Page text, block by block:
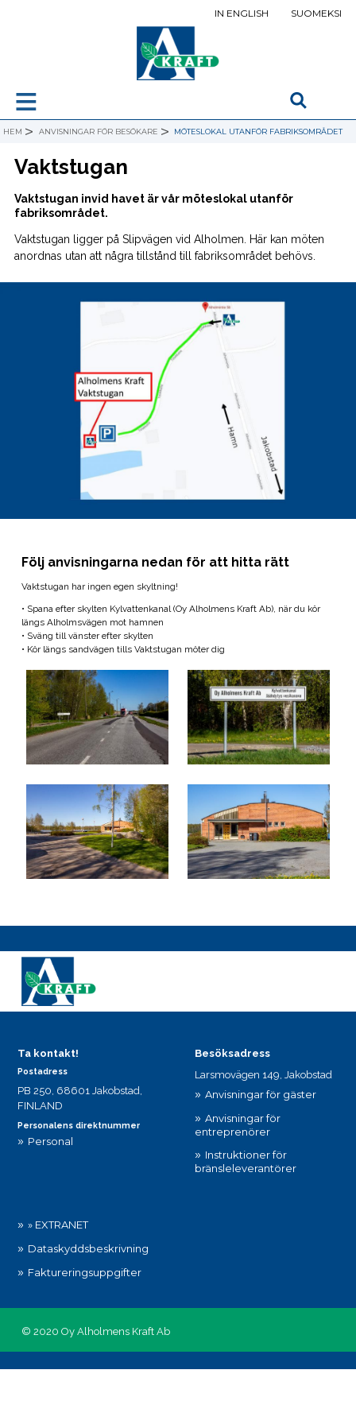
IN ENGLISH SUOMEKSI
≡
HEM > ANVISNINGAR FÖR BESÖKARE > MÖTESLOKAL UTANFÖR FABRIKSOMRÅDET
Vaktstugan
Vaktstugan invid havet är vår möteslokal utanför
fabriksområdet.
Vaktstugan ligger på Slipvägen vid Alholmen. Här kan möten
anordnas utan att några tillstånd till fabriksområdet behövs.
Följ anvisningarna nedan för att hitta rätt
Vaktstugan har ingen egen skyltning!
• Spana efter skylten Kylvattenkanal (Oy Alholmens Kraft Ab), när du kör
längs Alholmsvägen mot hamnen
• Sväng till vänster efter skylten
• Kör längs sandvägen tills Vaktstugan möter dig
Ta kontakt!
Postadress
PB 250, 68601 Jakobstad,
FINLAND
Personalens direktnummer
Personal
Besöksadress
Larsmovägen 149, Jakobstad
Anvisningar för gäster
Anvisningar för
entreprenörer
Instruktioner för
bränsleleverantörer
» EXTRANET
Dataskyddsbeskrivning
Faktureringsuppgifter
© 2020 Oy Alholmens Kraft Ab